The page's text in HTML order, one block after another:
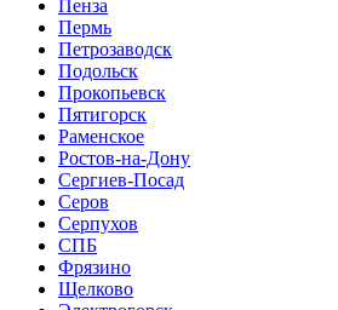
Пенза
Пермь
Петрозаводск
Подольск
Прокопьевск
Пятигорск
Раменское
Ростов-на-Дону
Сергиев-Посад
Серов
Серпухов
СПБ
Фрязино
Щелково